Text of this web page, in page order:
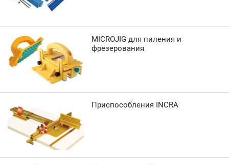
MICROJIG для пиления и
фрезерования
Приспособления INCRA